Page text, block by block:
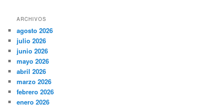
ARCHIVOS
agosto 2026
julio 2026
junio 2026
mayo 2026
abril 2026
marzo 2026
febrero 2026
enero 2026